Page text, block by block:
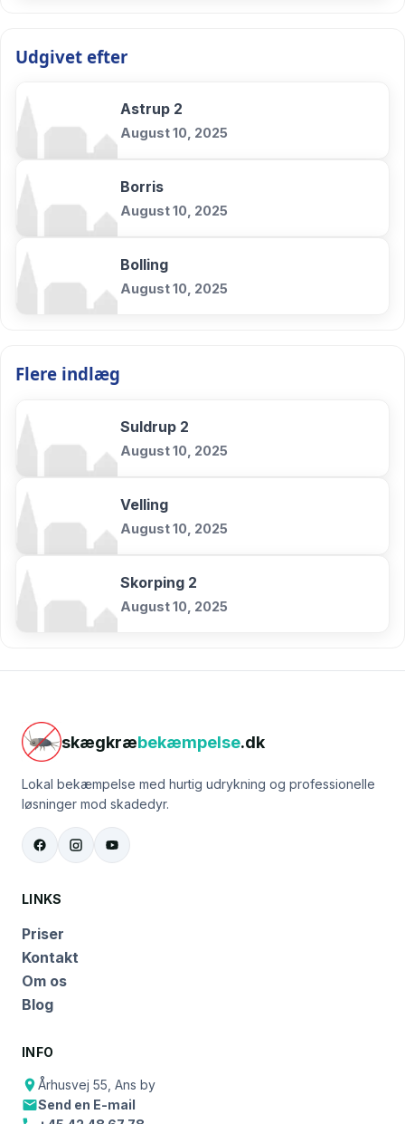
Udgivet efter
Astrup 2
August 10, 2025
Borris
August 10, 2025
Bolling
August 10, 2025
Flere indlæg
Suldrup 2
August 10, 2025
Velling
August 10, 2025
Skorping 2
August 10, 2025
skægkræbekæmpelse.dk
Lokal bekæmpelse med hurtig udrykning og professionelle
løsninger mod skadedyr.
LINKS
Priser
Kontakt
Om os
Blog
INFO
Århusvej 55, Ans by
Send en E-mail